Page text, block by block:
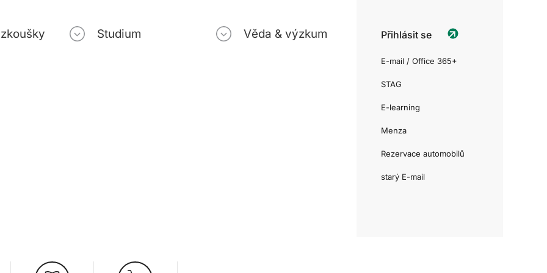
Studium Věda & výzkum Přihlásit se
E-mail / Office 365+
STAG
E-learning
Menza
Rezervace automobilů
starý E-mail